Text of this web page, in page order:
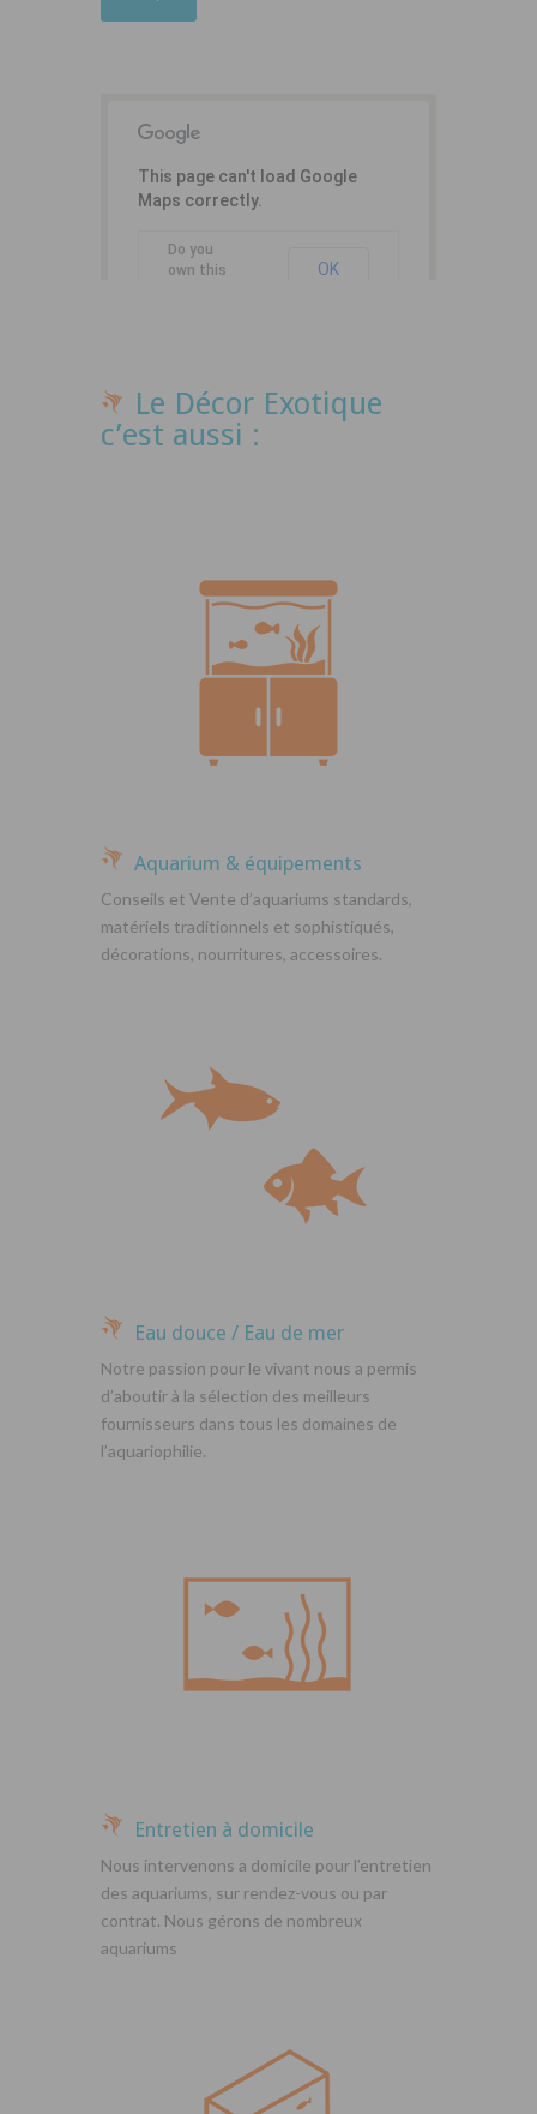
This page can't load Google
Maps correctly.
Do you
own this
OK
Le Décor Exotique
c’est aussi :
Aquarium & équipements
Conseils et Vente d’aquariums standards,
matériels traditionnels et sophistiqués,
décorations, nourritures, accessoires.
Eau douce / Eau de mer
Notre passion pour le vivant nous a permis
d’aboutir à la sélection des meilleurs
fournisseurs dans tous les domaines de
l’aquariophilie.
Entretien à domicile
Nous intervenons a domicile pour l’entretien
des aquariums, sur rendez-vous ou par
contrat. Nous gérons de nombreux
aquariums